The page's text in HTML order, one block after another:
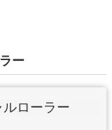
ー
ローラー